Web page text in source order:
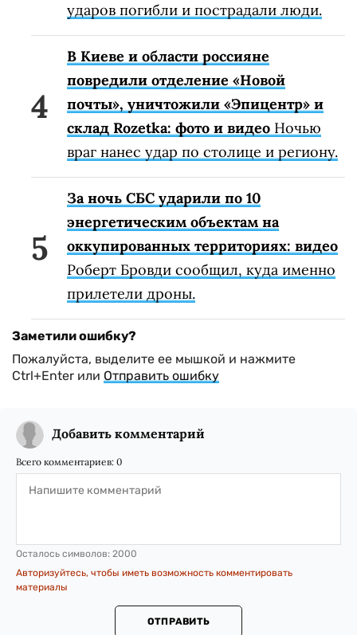
ударов погибли и пострадали люди.
В Киеве и области россияне
повредили отделение «Новой
почты», уничтожили «Эпицентр» и
склад Rozetka: фото и видео Ночью
враг нанес удар по столице и региону.
За ночь СБС ударили по 10
энергетическим объектам на
оккупированных территориях: видео
Роберт Бровди сообщил, куда именно
прилетели дроны.
Заметили ошибку?
Пожалуйста, выделите ее мышкой и нажмите
Ctrl+Enter или Отправить ошибку
Добавить комментарий
Всего комментариев: 0
Осталось символов: 2000
Авторизуйтесь, чтобы иметь возможность комментировать
материалы
ОТПРАВИТЬ